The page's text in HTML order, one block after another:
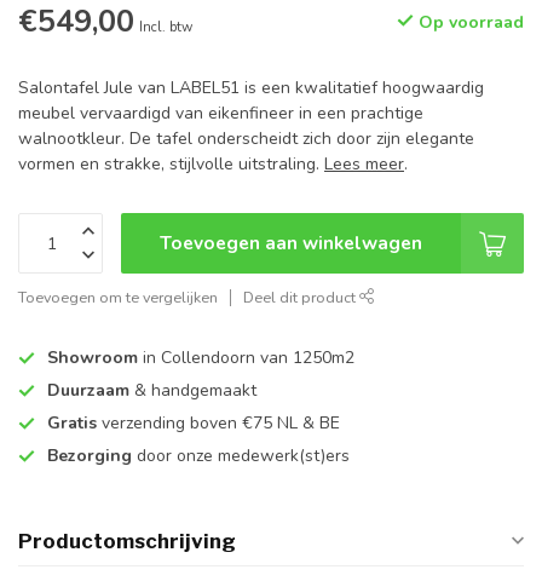
€549,00 Incl. btw Op voorraad
Salontafel Jule van LABEL51 is een kwalitatief hoogwaardig
meubel vervaardigd van eikenfineer in een prachtige
walnootkleur. De tafel onderscheidt zich door zijn elegante
vormen en strakke, stijlvolle uitstraling. Lees meer.
Toevoegen aan winkelwagen
Toevoegen om te vergelijken Deel dit product
Showroom in Collendoorn van 1250m2
Duurzaam & handgemaakt
Gratis verzending boven €75 NL & BE
Bezorging door onze medewerk(st)ers
Productomschrijving